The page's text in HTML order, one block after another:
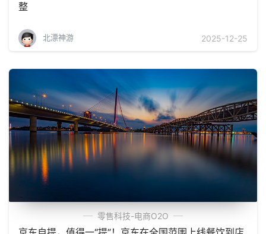
整
北漂神游 2025-12-25
零售科技-电商O2O